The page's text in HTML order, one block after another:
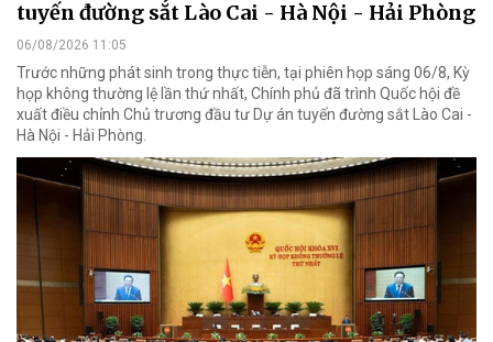
tuyến đường sắt Lào Cai - Hà Nội - Hải Phòng
06/08/2026 11:05
Trước những phát sinh trong thực tiễn, tại phiên họp sáng 06/8, Kỳ
họp không thường lệ lần thứ nhất, Chính phủ đã trình Quốc hội đề
xuất điều chỉnh Chủ trương đầu tư Dự án tuyến đường sắt Lào Cai -
Hà Nội - Hải Phòng.